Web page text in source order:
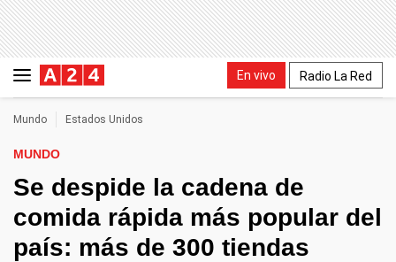
En vivo Radio La Red
Mundo Estados Unidos
MUNDO
Se despide la cadena de
comida rápida más popular del
país: más de 300 tiendas